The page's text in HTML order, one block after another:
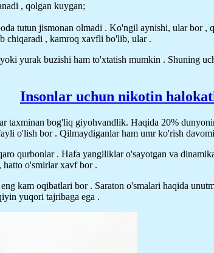
, qolgan kuygan;
tutun jismonan olmadi . Ko'ngil aynishi, ular bor ,
chiqaradi , kamroq xavfli bo'lib, ular .
yurak buzishi ham to'xtatish mumkin . Shuning
Insonlar uchun nikotin
taxminan bog'liq giyohvandlik. Haqida 20%
o'lish bor . Qilmaydiganlar ham umr ko'rish
qurbonlar . Hafa yangiliklar o'sayotgan va
hatto o'smirlar xavf bor .
kam oqibatlari bor . Saraton o'smalari haqida
yuqori tajribaga ega .